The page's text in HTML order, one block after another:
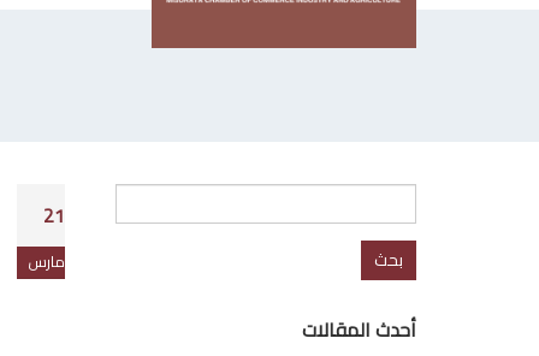
21
مارس
البحث
عن:
أحدث المقالات